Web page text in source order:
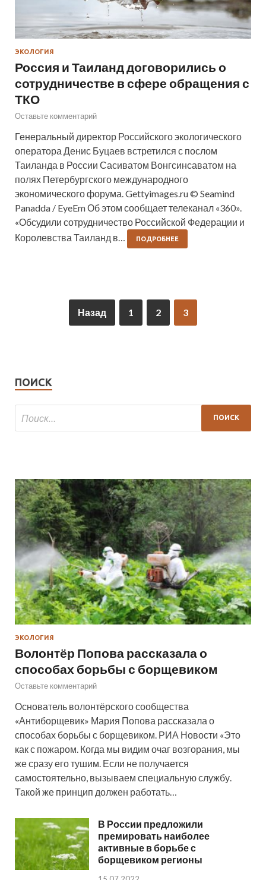
ЭКОЛОГИЯ
Россия и Таиланд договорились о
сотрудничестве в сфере обращения с
ТКО
Оставьте комментарий
Генеральный директор Российского экологического
оператора Денис Буцаев встретился с послом
Таиланда в России Сасиватом Вонгсинсаватом на
полях Петербургского международного
экономического форума. Gettyimages.ru © Seamind
Panadda / EyeEm Об этом сообщает телеканал «360».
«Обсудили сотрудничество Российской Федерации и
Королевства Таиланд в…
ПОДРОБНЕЕ
Назад 1 2 3
ПОИСК
ЭКОЛОГИЯ
Волонтёр Попова рассказала о
способах борьбы с борщевиком
Оставьте комментарий
Основатель волонтёрского сообщества
«Антиборщевик» Мария Попова рассказала о
способах борьбы с борщевиком. РИА Новости «Это
как с пожаром. Когда мы видим очаг возгорания, мы
же сразу его тушим. Если не получается
самостоятельно, вызываем специальную службу.
Такой же принцип должен работать…
В России предложили
премировать наиболее
активные в борьбе с
борщевиком регионы